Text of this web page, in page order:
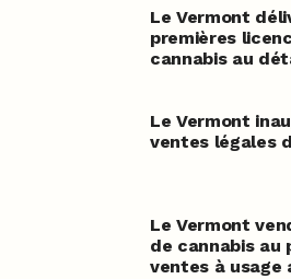
Le Vermont
premières
cannabis au
Le Vermont
ventes légales
Le Vermont
de cannabis au
ventes à usage